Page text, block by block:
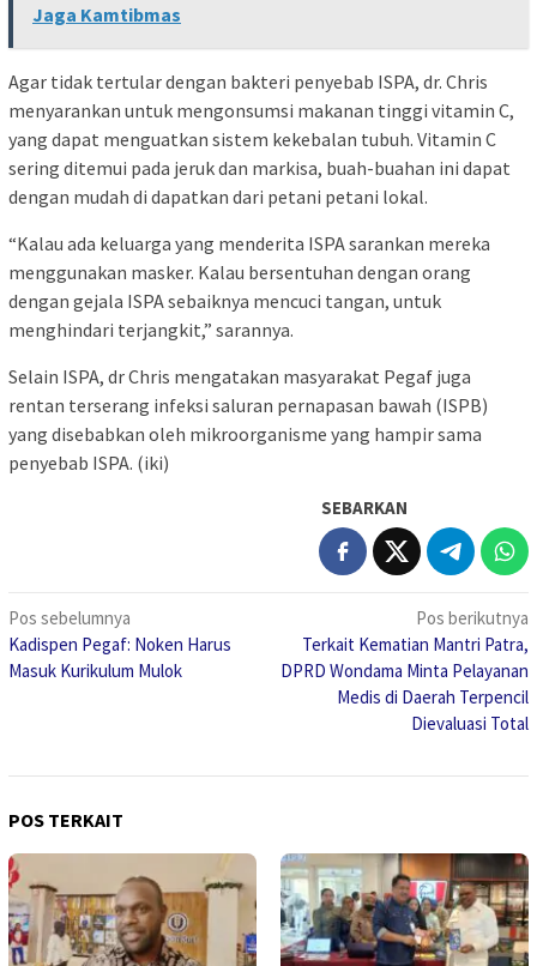
Jaga Kamtibmas
Agar tidak tertular dengan bakteri penyebab ISPA, dr. Chris
menyarankan untuk mengonsumsi makanan tinggi vitamin C,
yang dapat menguatkan sistem kekebalan tubuh. Vitamin C
sering ditemui pada jeruk dan markisa, buah-buahan ini dapat
dengan mudah di dapatkan dari petani petani lokal.
“Kalau ada keluarga yang menderita ISPA sarankan mereka
menggunakan masker. Kalau bersentuhan dengan orang
dengan gejala ISPA sebaiknya mencuci tangan, untuk
menghindari terjangkit,” sarannya.
Selain ISPA, dr Chris mengatakan masyarakat Pegaf juga
rentan terserang infeksi saluran pernapasan bawah (ISPB)
yang disebabkan oleh mikroorganisme yang hampir sama
penyebab ISPA. (iki)
SEBARKAN
Navigasi
pos
Pos sebelumnya
Kadispen Pegaf: Noken Harus
Masuk Kurikulum Mulok
Pos berikutnya
Terkait Kematian Mantri Patra,
DPRD Wondama Minta Pelayanan
Medis di Daerah Terpencil
Dievaluasi Total
POS TERKAIT